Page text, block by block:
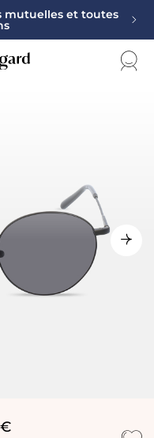
mutuelles et toutes
2 ans